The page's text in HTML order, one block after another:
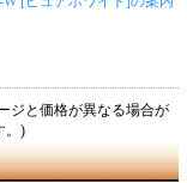
ジと価格が異なる場合が
。)